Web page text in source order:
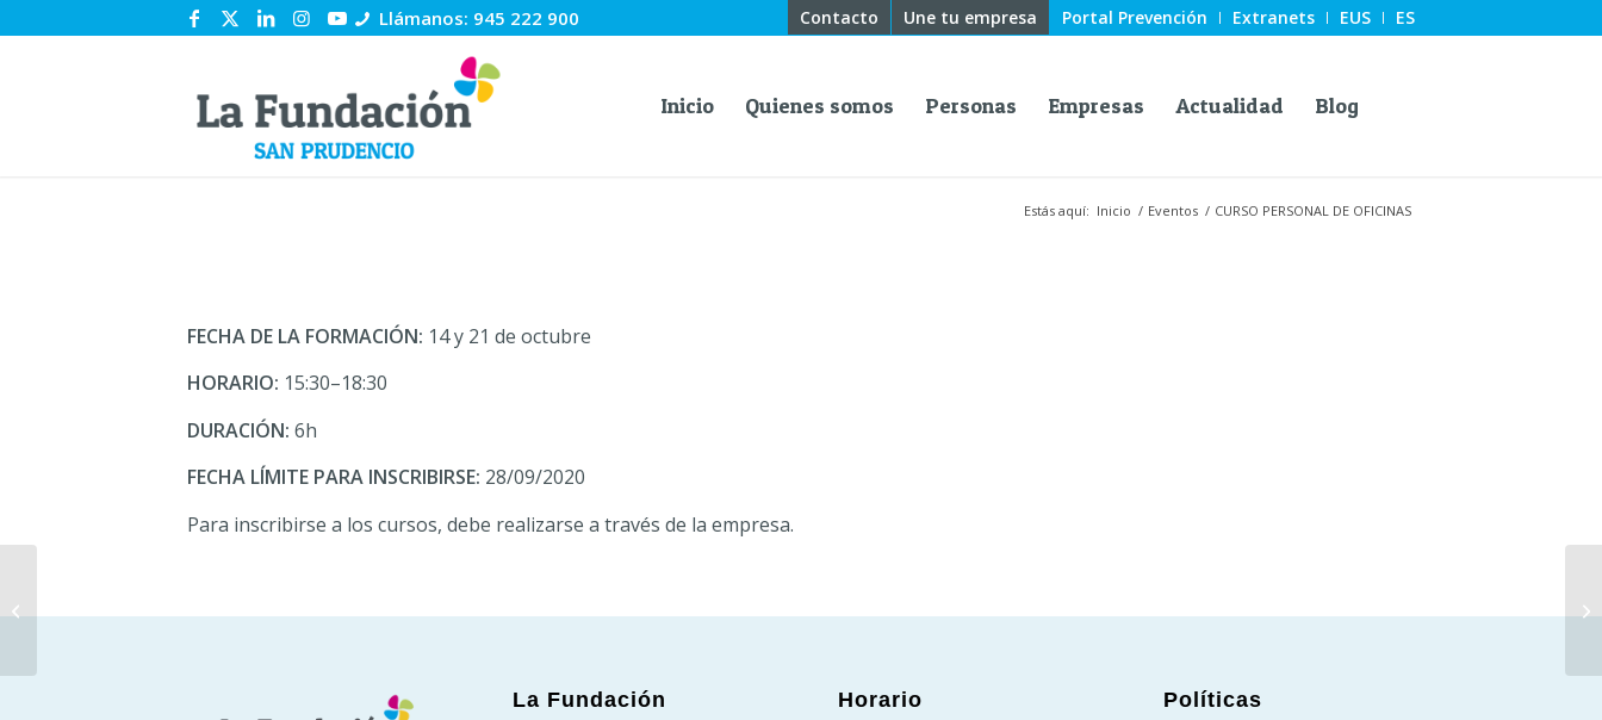
Contacto Une tu empresa Portal Prevención Extranets EUS ES
Llámanos: 945 222 900
Inicio Quienes somos Personas Empresas Actualidad Blog
Estás aquí: Inicio / Eventos / CURSO PERSONAL DE OFICINAS
FECHA DE LA FORMACIÓN: 14 y 21 de octubre
HORARIO: 15:30–18:30
DURACIÓN: 6h
FECHA LÍMITE PARA INSCRIBIRSE: 28/09/2020
Para inscribirse a los cursos, debe realizarse a través de la empresa.
La Fundación Horario Políticas